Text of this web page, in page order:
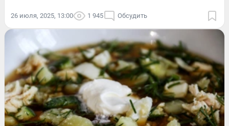
26 июля, 2025, 13:00 1 945 Обсудить